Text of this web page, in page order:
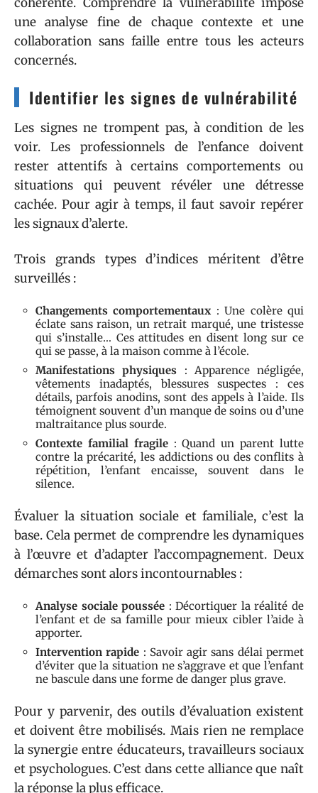
une analyse fine de chaque contexte et une
collaboration sans faille entre tous les acteurs
concernés.
Identifier les signes de vulnérabilité
Les signes ne trompent pas, à condition de les
voir. Les professionnels de l’enfance doivent
rester attentifs à certains comportements ou
situations qui peuvent révéler une détresse
cachée. Pour agir à temps, il faut savoir repérer
les signaux d’alerte.
Trois grands types d’indices méritent d’être
surveillés :
Changements comportementaux: Une colère qui
éclate sans raison, un retrait marqué, une tristesse
qui s’installe… Ces attitudes en disent long sur ce
qui se passe, à la maison comme à l’école.
Manifestations physiques : Apparence négligée,
vêtements inadaptés, blessures suspectes : ces
détails, parfois anodins, sont des appels à l’aide. Ils
témoignent souvent d’un manque de soins ou d’une
maltraitance plus sourde.
Contexte familial fragile: Quand un parent lutte
contre la précarité, les addictions ou des conflits à
répétition, l’enfant encaisse, souvent dans le
silence.
Évaluer la situation sociale et familiale, c’est la
base. Cela permet de comprendre les dynamiques
à l’œuvre et d’adapter l’accompagnement. Deux
démarches sont alors incontournables :
Analyse sociale poussée : Décortiquer la réalité de
l’enfant et de sa famille pour mieux cibler l’aide à
apporter.
Intervention rapide : Savoir agir sans délai permet
d’éviter que la situation ne s’aggrave et que l’enfant
ne bascule dans une forme de danger plus grave.
Pour y parvenir, des outils d’évaluation existent
et doivent être mobilisés. Mais rien ne remplace
la synergie entre éducateurs, travailleurs sociaux
et psychologues. C’est dans cette alliance que naît
la réponse la plus efficace.